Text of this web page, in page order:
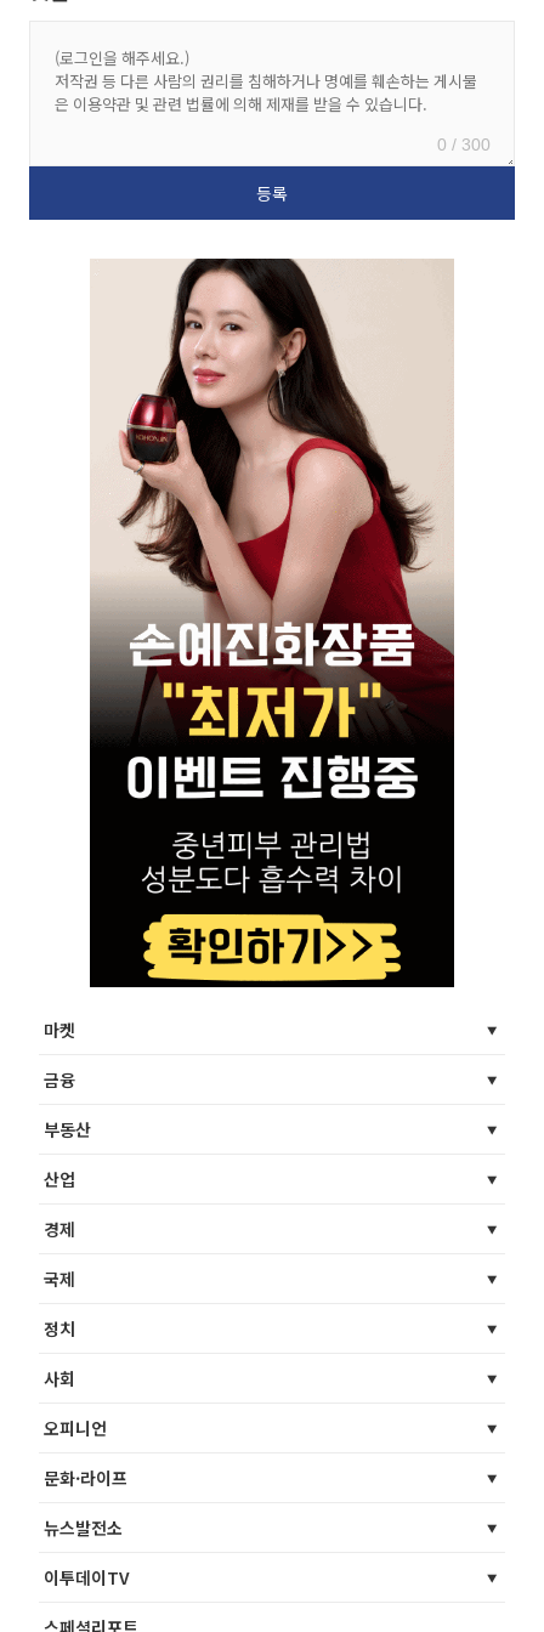
0 / 300
마켓
금융
부동산
산업
경제
국제
정치
사회
오피니언
문화·라이프
뉴스발전소
이투데이TV